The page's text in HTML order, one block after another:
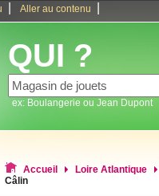
Aller au contenu
QUI ?
ex: Boulangerie ou Jean Dupont
Accueil Loire Atlantique
Câlin